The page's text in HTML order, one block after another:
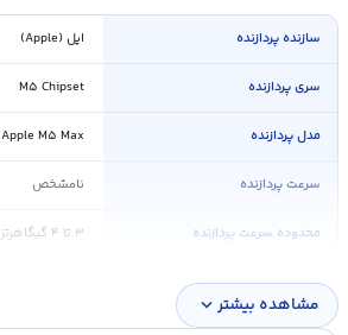
سازنده پردازنده اپل (Apple)
سری پردازنده M۵ Chipset
مدل پردازنده Apple M۵ Max
سرعت پردازنده نامشخص
محدوده سرعت پردازنده ۳ تا ۴ گیگاهرتز
حافظه Cache
ویژگی های پردارنده پردازنده ۱۸ هسته ای
مشاهده بیشترexpand_more